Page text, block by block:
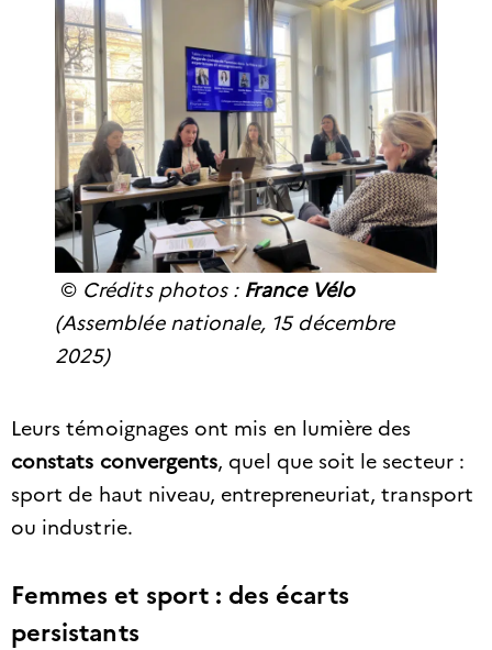
© Crédits photos : France Vélo
(Assemblée nationale, 15 décembre
2025)
Leurs témoignages ont mis en lumière des
constats convergents, quel que soit le secteur :
sport de haut niveau, entrepreneuriat, transport
ou industrie.
Femmes et sport : des écarts
persistants